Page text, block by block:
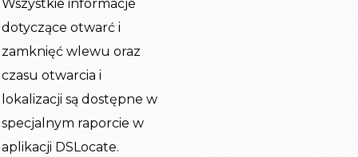
Wszystkie informacje
dotyczące otwarć i
zamknięć wlewu oraz
czasu otwarcia i
lokalizacji są dostępne w
specjalnym raporcie w
aplikacji DSLocate.